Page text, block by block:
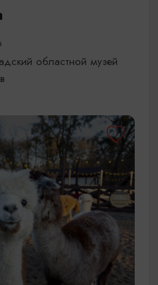
областной музей